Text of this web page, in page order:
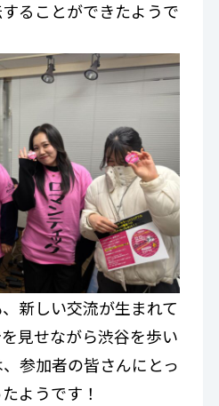
ることができたようで
新しい交流が生まれて
見せながら渋谷を歩い
参加者の皆さんにとっ
ようです！